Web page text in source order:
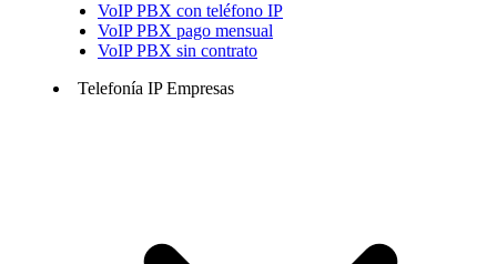
VoIP PBX con teléfono IP
VoIP PBX pago mensual
VoIP PBX sin contrato
Telefonía IP Empresas